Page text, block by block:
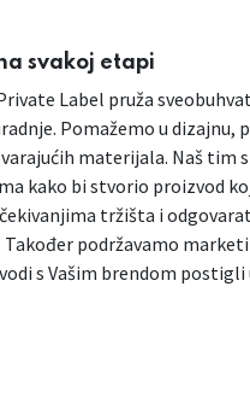
svakoj etapi
Label pruža
Pomažemo u dizajnu,
materijala. Naš tim
kako bi stvorio proizvod
tržišta i
Također podržavamo
s Vašim brendom postigli